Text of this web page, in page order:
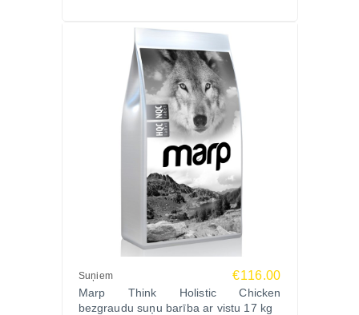
16%, kopšķiedrvielas 3%, koppelni 8,5%, mitrums
8%, kalcijs 1,77%, fosfors 0,94%, Omega-3 1,3%,
Marp, Čehija – specializējas dabīgas, holistiskas
barības ražošanā, izmantojot pārtikas kvalitātes
sastāvdaļas un 100% drošas, pārbaudītas receptes.
Marp produkti ir pazīstami ar izcilu sagremojamību
un dabisku sastāvu bez ķīmiskām piedevām.
“17kg paka ir perfekta mūsu lielajam haskijam – ēd
“Alerģijas pazuda pāris nedēļu laikā. Red Mix kļuva
par mūsu pastāvīgo barību.”
Suņiem €116.00
Marp Think Holistic Chicken
bezgraudu suņu barība ar vistu 17 kg